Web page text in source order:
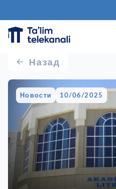
Назад
Новости 10/06/2025